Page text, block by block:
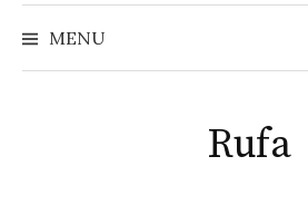
MENU
Rufa